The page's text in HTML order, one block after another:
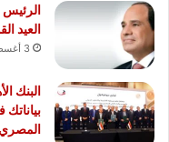
العيد
3 أغسطس، 2026
البنك
المصري